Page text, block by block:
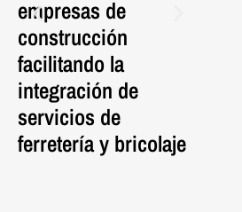
empresas de
construcción
facilitando la
integración de
servicios de
ferretería y bricolaje